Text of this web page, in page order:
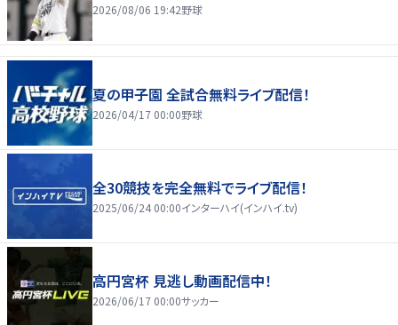
2026/08/06 19:42野球
夏の甲子園 全試合無料ライブ配信！
2026/04/17 00:00野球
全30競技を完全無料でライブ配信！
2025/06/24 00:00インターハイ(インハイ.tv)
高円宮杯 見逃し動画配信中！
2026/06/17 00:00サッカー